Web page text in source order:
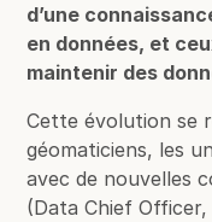
d’une
en données, et
maintenir des
Cette évolution se
géomaticiens, les
avec de nouvelles
(Data Chief